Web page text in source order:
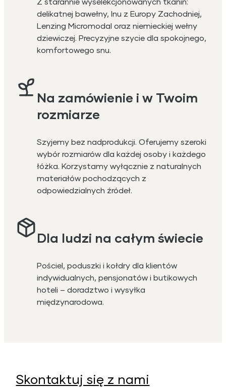
delikatnej bawełny, lnu z Europy Zachodniej,
Lenzing Micromodal oraz niemieckiej wełny
dziewiczej. Precyzyjne szycie dla spokojnego,
komfortowego snu.
Na zamówienie i w Twoim
rozmiarze
Szyjemy bez nadprodukcji. Oferujemy szeroki
wybór rozmiarów dla każdej osoby i każdego
łóżka. Korzystamy wyłącznie z naturalnych
materiałów pochodzących z
odpowiedzialnych źródeł.
Dla ludzi na całym świecie
Pościel, poduszki i kołdry dla klientów
indywidualnych, pensjonatów i butikowych
hoteli – doradztwo i wysyłka
międzynarodowa.
Skontaktuj się z nami